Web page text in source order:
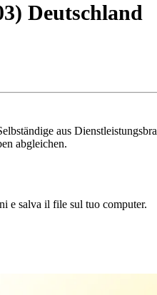
Deutschland
aus
abgleichen.
e salva il file sul tuo computer.